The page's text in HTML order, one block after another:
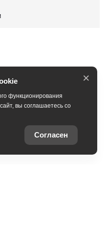
(495) 153-54-65
функционирования
вы соглашаетесь со
Согласен
×